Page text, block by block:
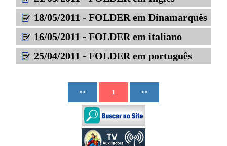
18/05/2011 - FOLDER em Dinamarquês
16/05/2011 - FOLDER em italiano
25/04/2011 - FOLDER em português